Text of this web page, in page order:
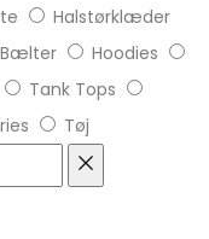
Halstørklæder
Bælter
Hoodies
Tank Tops
Tøj